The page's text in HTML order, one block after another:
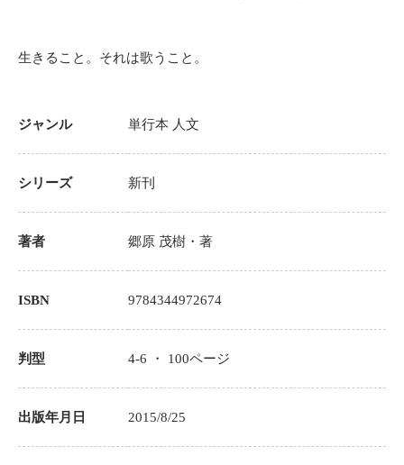
生きること。それは歌うこと。
ジャンル 単行本 人文
シリーズ 新刊
著者 郷原 茂樹 ・著
ISBN 9784344972674
判型 4-6 ・ 100ページ
出版年月日 2015/8/25